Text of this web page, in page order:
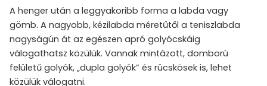
A henger után a leggyakoribb forma a labda vagy
gömb. A nagyobb, kézilabda méretűtől a teniszlabda
nagyságún át az egészen apró golyócskáig
válogathatsz közülük. Vannak mintázott, domború
felületű golyók, „dupla golyók” és rücskösek is, lehet
közülük válogatni.